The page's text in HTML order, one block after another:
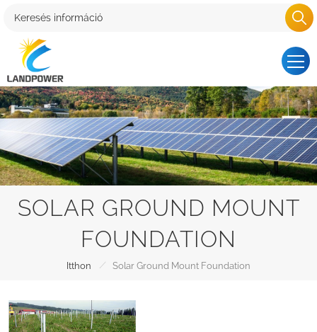
SOLAR GROUND MOUNT
FOUNDATION
Itthon / Solar Ground Mount Foundation